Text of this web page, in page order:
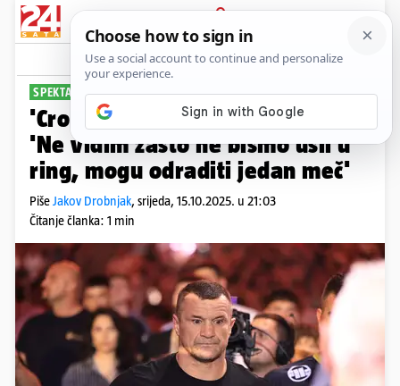
PRIJAVA
Sport Komentari
SPEKTAKL SVE BLIŽE
'Cro Cop' o revanšu s Fjodorom:
'Ne vidim zašto ne bismo ušli u
ring, mogu odraditi jedan meč'
PišeJakov Drobnjak, srijeda, 15.10.2025. u 21:03
Čitanje članka: 1 min